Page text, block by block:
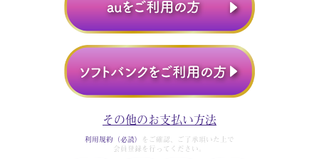
その他のお支払い方法
利用規約（必読）
をご確認、ご了承頂いた上で
会員登録を行ってください。